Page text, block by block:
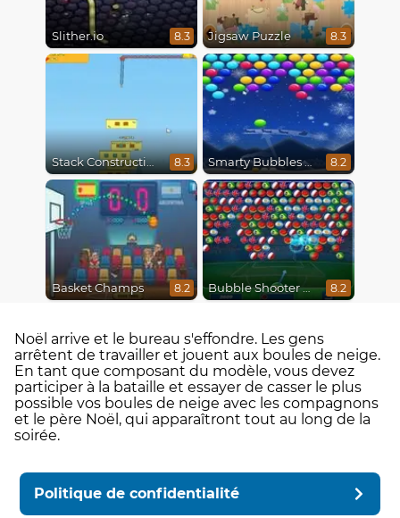
Slither.io 8.3 Jigsaw Puzzle 8.3
Stack Construction 8.3 Smarty Bubbles X-Mas Edition 8.2
Basket Champs 8.2 Bubble Shooter World Cup 8.2
Noël arrive et le bureau s'effondre. Les gens
arrêtent de travailler et jouent aux boules de neige.
En tant que composant du modèle, vous devez
participer à la bataille et essayer de casser le plus
possible vos boules de neige avec les compagnons
et le père Noël, qui apparaîtront tout au long de la
soirée.
Politique de confidentialité